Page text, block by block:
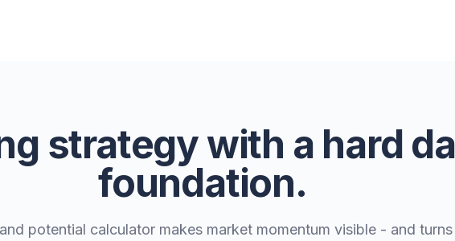
strategy with a hard
foundation.
potential calculator makes market momentum visible - and